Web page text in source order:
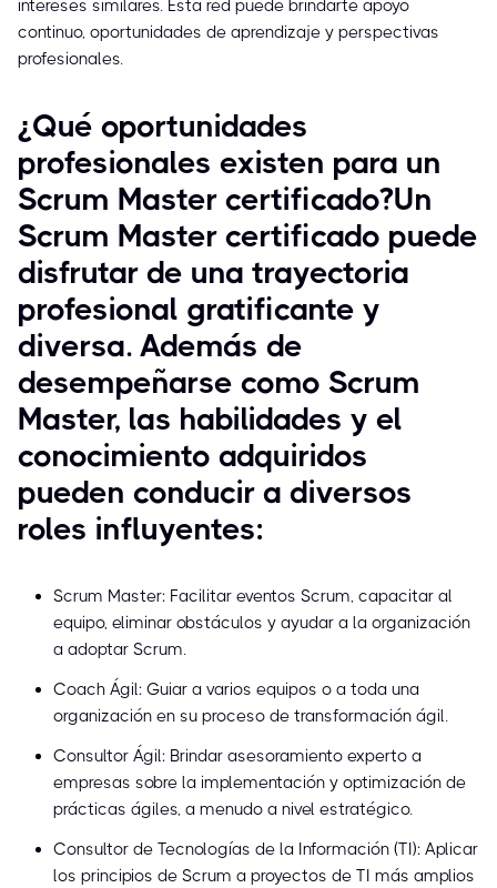
intereses similares. Esta red puede brindarte apoyo
continuo, oportunidades de aprendizaje y perspectivas
profesionales.
¿Qué oportunidades
profesionales existen para un
Scrum Master certificado?Un
Scrum Master certificado puede
disfrutar de una trayectoria
profesional gratificante y
diversa. Además de
desempeñarse como Scrum
Master, las habilidades y el
conocimiento adquiridos
pueden conducir a diversos
roles influyentes:
Scrum Master: Facilitar eventos Scrum, capacitar al
equipo, eliminar obstáculos y ayudar a la organización
a adoptar Scrum.
Coach Ágil: Guiar a varios equipos o a toda una
organización en su proceso de transformación ágil.
Consultor Ágil: Brindar asesoramiento experto a
empresas sobre la implementación y optimización de
prácticas ágiles, a menudo a nivel estratégico.
Consultor de Tecnologías de la Información (TI): Aplicar
los principios de Scrum a proyectos de TI más amplios